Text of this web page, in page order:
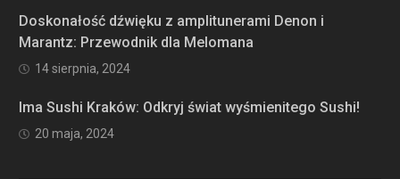
Doskonałość dźwięku z amplitunerami Denon i
Marantz: Przewodnik dla Melomana
14 sierpnia, 2024
Ima Sushi Kraków: Odkryj świat wyśmienitego Sushi!
20 maja, 2024